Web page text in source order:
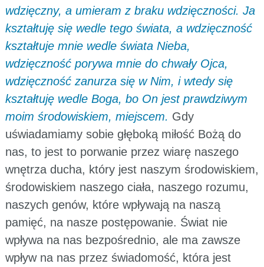
wdzięczny, a umieram z braku wdzięczności. Ja
kształtuję się wedle tego świata, a wdzięczność
kształtuje mnie wedle świata Nieba,
wdzięczność porywa mnie do chwały Ojca,
wdzięczność zanurza się w Nim, i wtedy się
kształtuję wedle Boga, bo On jest prawdziwym
moim środowiskiem, miejscem. Gdy
uświadamiamy sobie głęboką miłość Bożą do
nas, to jest to porwanie przez wiarę naszego
wnętrza ducha, który jest naszym środowiskiem,
środowiskiem naszego ciała, naszego rozumu,
naszych genów, które wpływają na naszą
pamięć, na nasze postępowanie. Świat nie
wpływa na nas bezpośrednio, ale ma zawsze
wpływ na nas przez świadomość, która jest